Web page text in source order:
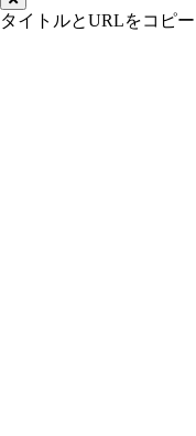
タイトルとURLをコピ